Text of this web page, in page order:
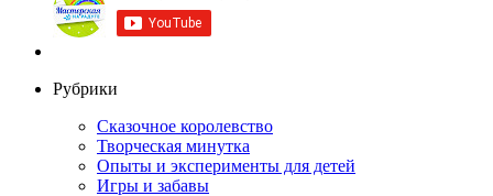
Рубрики
Сказочное королевство
Творческая минутка
Опыты и эксперименты для детей
Игры и забавы